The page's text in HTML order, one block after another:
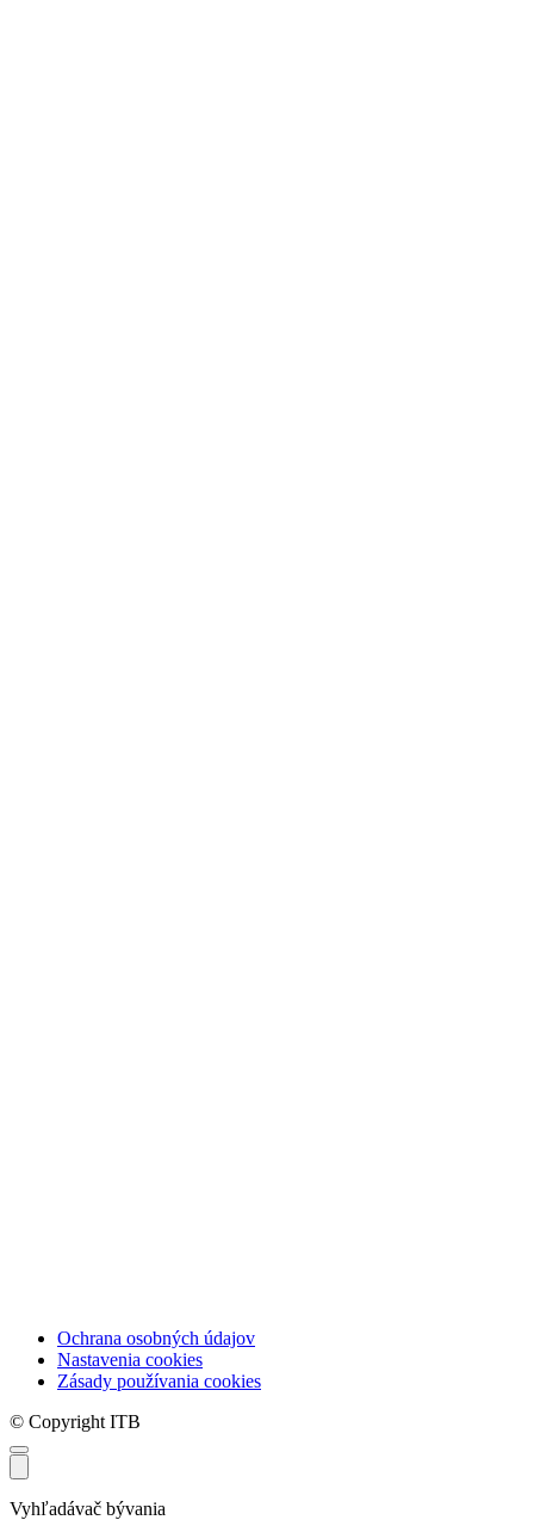
Ochrana osobných údajov
Nastavenia cookies
Zásady používania cookies
© Copyright ITB
Vyhľadávač bývania